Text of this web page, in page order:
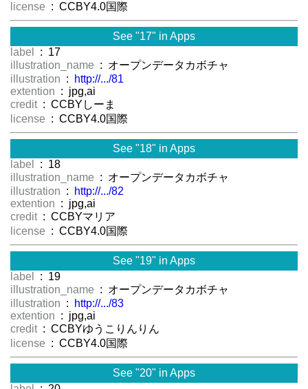
license : CCBY4.0国際
See "17" in Apps
label
: 17
illustration_name : オープンデータカボチャ
illustration :
http://.../81
extention : jpg,ai
credit : CCBYしーま
license : CCBY4.0国際
See "18" in Apps
label
: 18
illustration_name : オープンデータカボチャ
illustration :
http://.../82
extention : jpg,ai
credit : CCBYマリア
license : CCBY4.0国際
See "19" in Apps
label
: 19
illustration_name : オープンデータカボチャ
illustration :
http://.../83
extention : jpg,ai
credit : CCBYゆうこりんりん
license : CCBY4.0国際
See "20" in Apps